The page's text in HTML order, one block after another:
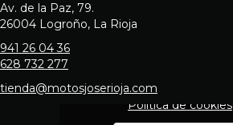
Av. de la Paz, 79.
26004 Logroño, La Rioja
941 26 04 36
628 732 277
tienda@motosjoserioja.comactivar Google maps
Política de cookies